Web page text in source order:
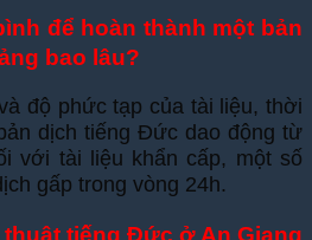
để hoàn thành một bản
bao lâu?
độ phức tạp của tài liệu, thời
dịch tiếng Đức dao động từ
với tài liệu khẩn cấp, một số
gấp trong vòng 24h.